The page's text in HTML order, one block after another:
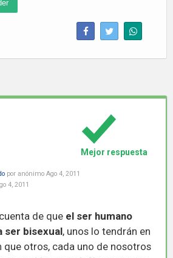
por anónimo Ago 4, 2011
4, 2011
Mejor respuesta
de que el ser humano
ser bisexual, unos lo tendrán en
otros, cada uno de nosotros